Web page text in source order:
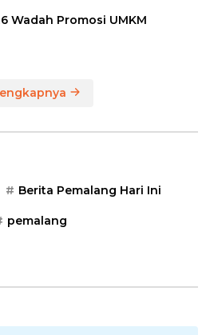
Wadah Promosi UMKM
Berita Pemalang Hari Ini
pemalang